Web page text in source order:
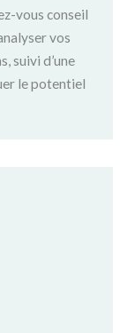
vous conseil
vos
suivi d’une
le potentiel